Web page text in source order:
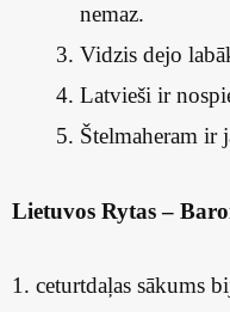
nemaz.
Vidzis dejo
Latvieši ir
Štelmaheram ir
Lietuvos Rytas –
1. ceturtdaļas sākums